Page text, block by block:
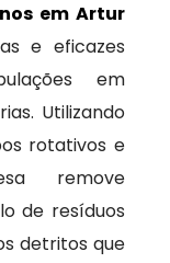
em Artur
e eficazes
em
Utilizando
rotativos e
remove
de resíduos
detritos que